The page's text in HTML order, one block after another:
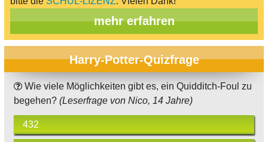
mehr erfahren
Harry-Potter-Quizfrage
Wie viele Möglichkeiten gibt es, ein Quidditch-Foul zu
begehen? (Leserfrage von Nico, 14 Jahre)
432